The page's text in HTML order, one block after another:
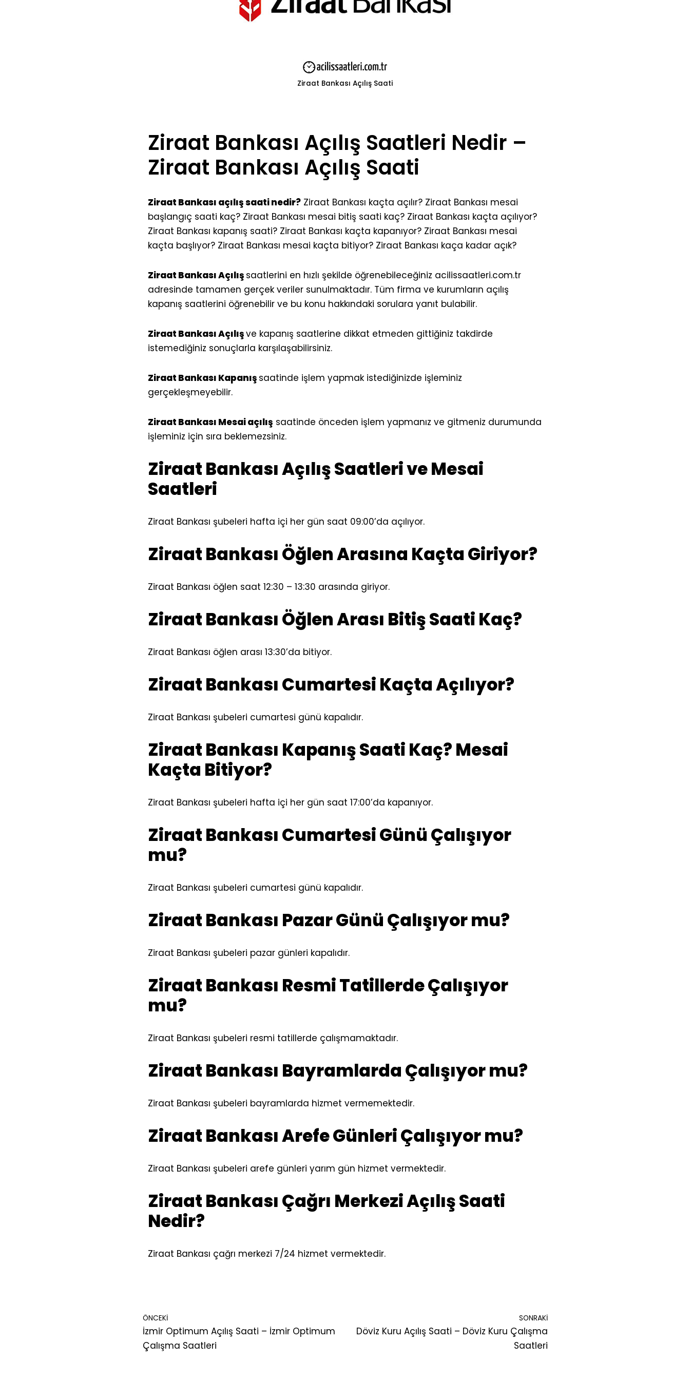
Ziraat Bankası Açılış Saati
Ziraat Bankası Açılış Saatleri Nedir –
Ziraat Bankası Açılış Saati
Ziraat Bankası açılış saati nedir?Ziraat Bankası kaçta açılır? Ziraat Bankası mesai
başlangıç saati kaç? Ziraat Bankası mesai bitiş saati kaç? Ziraat Bankası kaçta açılıyor?
Ziraat Bankası kapanış saati? Ziraat Bankası kaçta kapanıyor? Ziraat Bankası mesai
kaçta başlıyor? Ziraat Bankası mesai kaçta bitiyor? Ziraat Bankası kaça kadar açık?
Ziraat Bankası Açılış saatlerini en hızlı şekilde öğrenebileceğiniz acilissaatleri.com.tr
adresinde tamamen gerçek veriler sunulmaktadır. Tüm firma ve kurumların açılış
kapanış saatlerini öğrenebilir ve bu konu hakkındaki sorulara yanıt bulabilir.
Ziraat Bankası Açılışve kapanış saatlerine dikkat etmeden gittiğiniz takdirde
istemediğiniz sonuçlarla karşılaşabilirsiniz.
Ziraat Bankası Kapanış saatinde işlem yapmak istediğinizde işleminiz
gerçekleşmeyebilir.
Ziraat Bankası Mesai açılış saatinde önceden işlem yapmanız ve gitmeniz durumunda
işleminiz için sıra beklemezsiniz.
Ziraat Bankası Açılış Saatleri ve Mesai
Saatleri
Ziraat Bankası şubeleri hafta içi her gün saat 09:00’da açılıyor.
Ziraat Bankası Öğlen Arasına Kaçta Giriyor?
Ziraat Bankası öğlen saat 12:30 – 13:30 arasında giriyor.
Ziraat Bankası Öğlen Arası Bitiş Saati Kaç?
Ziraat Bankası öğlen arası 13:30’da bitiyor.
Ziraat Bankası Cumartesi Kaçta Açılıyor?
Ziraat Bankası şubeleri cumartesi günü kapalıdır.
Ziraat Bankası Kapanış Saati Kaç? Mesai
Kaçta Bitiyor?
Ziraat Bankası şubeleri hafta içi her gün saat 17:00’da kapanıyor.
Ziraat Bankası Cumartesi Günü Çalışıyor
mu?
Ziraat Bankası şubeleri cumartesi günü kapalıdır.
Ziraat Bankası Pazar Günü Çalışıyor mu?
Ziraat Bankası şubeleri pazar günleri kapalıdır.
Ziraat Bankası Resmi Tatillerde Çalışıyor
mu?
Ziraat Bankası şubeleri resmi tatillerde çalışmamaktadır.
Ziraat Bankası Bayramlarda Çalışıyor mu?
Ziraat Bankası şubeleri bayramlarda hizmet vermemektedir.
Ziraat Bankası Arefe Günleri Çalışıyor mu?
Ziraat Bankası şubeleri arefe günleri yarım gün hizmet vermektedir.
Ziraat Bankası Çağrı Merkezi Açılış Saati
Nedir?
Ziraat Bankası çağrı merkezi 7/24 hizmet vermektedir.
ÖNCEKI
İzmir Optimum Açılış Saati – İzmir Optimum
Çalışma Saatleri
SONRAKI
Döviz Kuru Açılış Saati – Döviz Kuru Çalışma
Saatleri